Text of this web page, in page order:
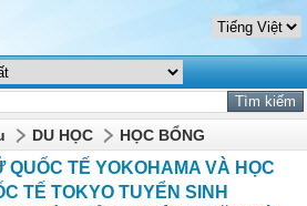
DU HỌC HỌC BỔNG
QUỐC TẾ YOKOHAMA VÀ HỌC
TẾ TOKYO TUYỂN SINH